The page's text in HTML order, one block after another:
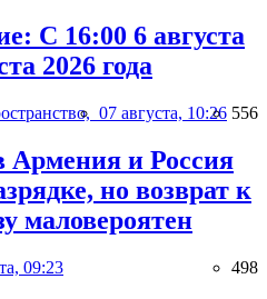
С 16:00 6 августа
2026 года
07 августа, 10:26 556
Армения и Россия
но возврат к
маловероятен
09:23 498